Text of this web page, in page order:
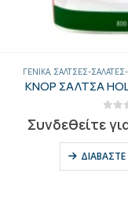
ΓΕΝΙΚΑ ΣΆΛΤΣΕΣ-ΣΑΛΆΤΕΣ-
ΚΝΟΡ ΣΑΛΤΣΑ
Συνδεθείτε